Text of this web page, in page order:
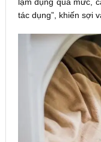
tác dụng”, khiến sợi